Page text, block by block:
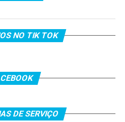
NO TIK TOK
DE SERVIÇO